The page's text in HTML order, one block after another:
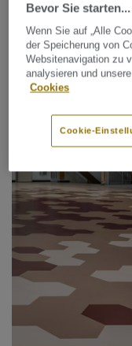
Bevor Sie starten...
Wenn Sie auf „Alle
der Speicherung von
Websitenavigation zu
analysieren und
Cookies
Cookie-